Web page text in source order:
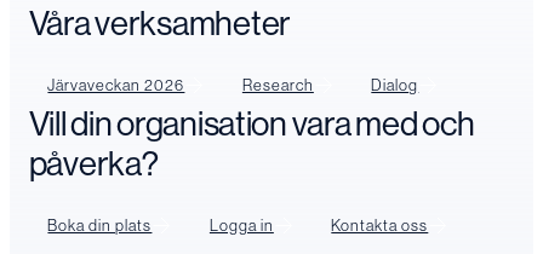
Våra verksamheter
Järvaveckan 2026 Research Dialog
Vill din organisation vara med och
påverka?
Boka din plats Logga in Kontakta oss